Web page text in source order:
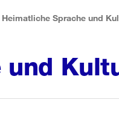
Heimatliche Sprache und